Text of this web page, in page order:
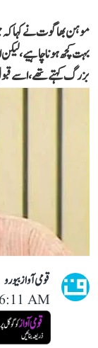
موہن بھاگوت نے کہاکہ
بہت کچھ ہونا چاہیے،
بزرگ کہتے تھے، اسے
قومی آواز بیورو
AM